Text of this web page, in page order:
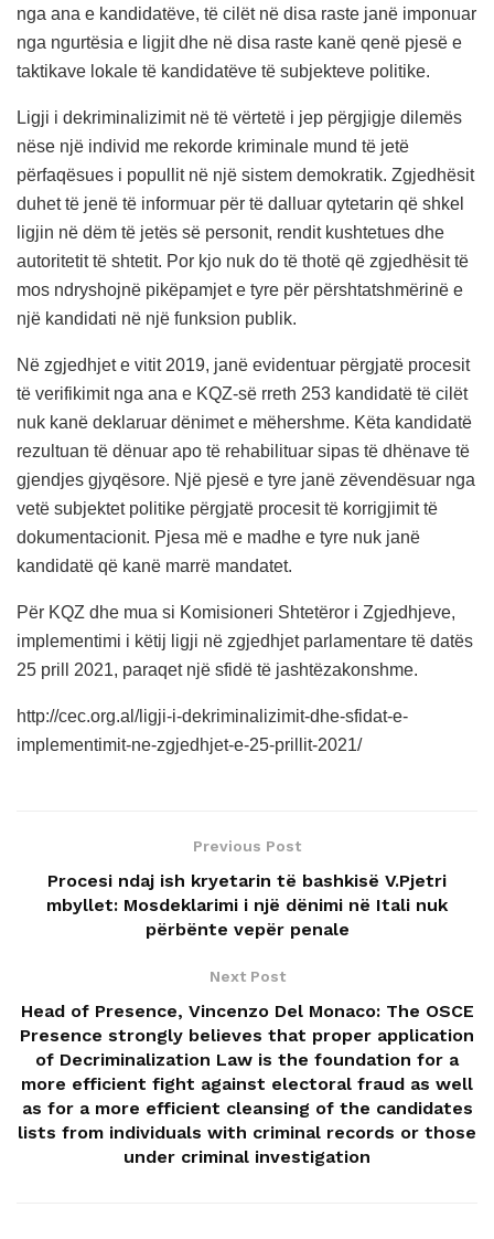
nga ana e kandidatëve, të cilët në disa raste janë imponuar
nga ngurtësia e ligjit dhe në disa raste kanë qenë pjesë e
taktikave lokale të kandidatëve të subjekteve politike.
Ligji i dekriminalizimit në të vërtetë i jep përgjigje dilemës
nëse një individ me rekorde kriminale mund të jetë
përfaqësues i popullit në një sistem demokratik. Zgjedhësit
duhet të jenë të informuar për të dalluar qytetarin që shkel
ligjin në dëm të jetës së personit, rendit kushtetues dhe
autoritetit të shtetit. Por kjo nuk do të thotë që zgjedhësit të
mos ndryshojnë pikëpamjet e tyre për përshtatshmërinë e
një kandidati në një funksion publik.
Në zgjedhjet e vitit 2019, janë evidentuar përgjatë procesit
të verifikimit nga ana e KQZ-së rreth 253 kandidatë të cilët
nuk kanë deklaruar dënimet e mëhershme. Këta kandidatë
rezultuan të dënuar apo të rehabilituar sipas të dhënave të
gjendjes gjyqësore. Një pjesë e tyre janë zëvendësuar nga
vetë subjektet politike përgjatë procesit të korrigjimit të
dokumentacionit. Pjesa më e madhe e tyre nuk janë
kandidatë që kanë marrë mandatet.
Për KQZ dhe mua si Komisioneri Shtetëror i Zgjedhjeve,
implementimi i këtij ligji në zgjedhjet parlamentare të datës
25 prill 2021, paraqet një sfidë të jashtëzakonshme.
http://cec.org.al/ligji-i-dekriminalizimit-dhe-sfidat-e-
implementimit-ne-zgjedhjet-e-25-prillit-2021/
Previous Post
Procesi ndaj ish kryetarin të bashkisë V.Pjetri
mbyllet: Mosdeklarimi i një dënimi në Itali nuk
përbënte vepër penale
Next Post
Head of Presence, Vincenzo Del Monaco: The OSCE
Presence strongly believes that proper application
of Decriminalization Law is the foundation for a
more efficient fight against electoral fraud as well
as for a more efficient cleansing of the candidates
lists from individuals with criminal records or those
under criminal investigation